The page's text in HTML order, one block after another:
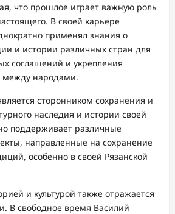
что прошлое играет важную роль
В своей карьере
применял знания о
и истории различных стран для
соглашений и укрепления
между народами.
сторонником сохранения и
наследия и истории своей
поддерживает различные
направленные на сохранение
особенно в своей Рязанской
и культурой также отражается
В свободное время Василий